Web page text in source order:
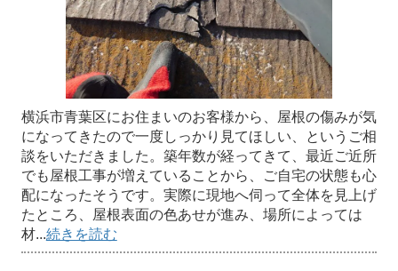
横浜市青葉区にお住まいのお客様から、屋根の傷みが気
になってきたので一度しっかり見てほしい、というご相
談をいただきました。築年数が経ってきて、最近ご近所
でも屋根工事が増えていることから、ご自宅の状態も心
配になったそうです。実際に現地へ伺って全体を見上げ
たところ、屋根表面の色あせが進み、場所によっては
材...続きを読む